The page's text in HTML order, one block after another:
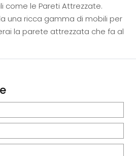
come le Pareti Attrezzate.
una ricca gamma di mobili per
la parete attrezzata che fa al